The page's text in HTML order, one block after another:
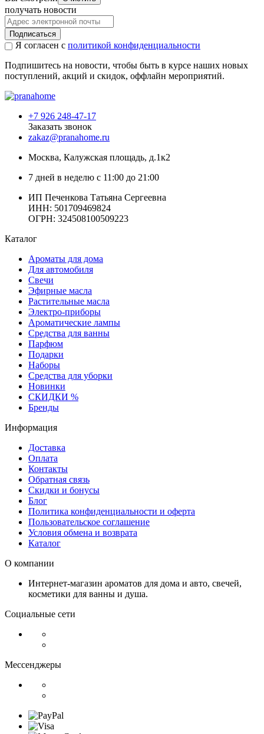
получать новости
Подписаться
Я согласен с политикой конфиденциальности
Подпишитесь на новости, чтобы быть в курсе наших новых
поступлений, акций и скидок, оффлайн мероприятий.
+7 926 248-47-17
Заказать звонок
zakaz@pranahome.ru
Москва, Калужская площадь, д.1к2
7 дней в неделю с 11:00 до 21:00
ИП Печенкова Татьяна Сергеевна
ИНН: 501709469824
ОГРН: 324508100509223
Каталог
Ароматы для дома
Для автомобиля
Свечи
Эфирные масла
Растительные масла
Электро-приборы
Ароматические лампы
Средства для ванны
Парфюм
Подарки
Наборы
Средства для уборки
Новинки
СКИДКИ %
Бренды
Информация
Доставка
Оплата
Контакты
Обратная связь
Скидки и бонусы
Блог
Политика конфиденциальности и оферта
Пользовательское соглашение
Условия обмена и возврата
Каталог
О компании
Интернет-магазин ароматов для дома и авто, свечей,
косметики для ванны и душа.
Социальные сети
Мессенджеры